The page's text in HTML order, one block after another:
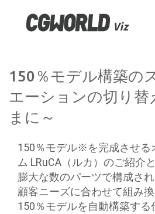
150％モデル構築の
エーションの切り替
まに～
150％モデル※を完成させる
ム LRuCA（ルカ）のご紹介と
膨大な数のパーツで構成され
顧客ニーズに合わせて組み
150％モデルを自動構築する